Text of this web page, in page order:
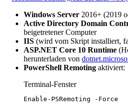
Windows Server 2016+ (2019
Active Directory Domain
beigetretener Computer
IIS (wird vom Skript installiert,
ASP.NET Core 10 Runtime
herunterladen von
PowerShell Remoting aktiviert:
Terminal-Fenster
Enable-PSRemoting - Force